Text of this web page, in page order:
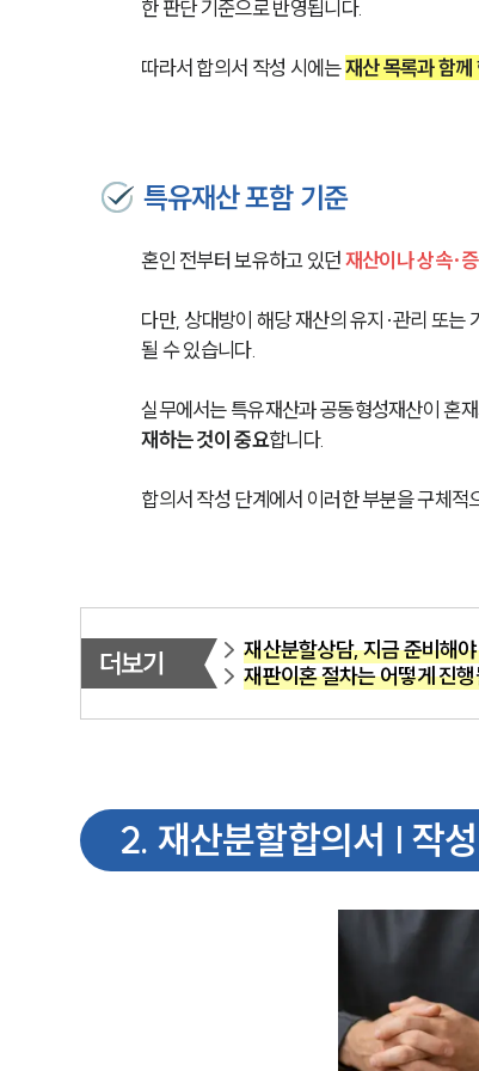
한 판단 기준으로 반영됩니다.
따라서 합의서 작성 시에는 재산 목록과 함
특유재산 포함 기준
혼인 전부터 보유하고 있던 재산이나 상속·
다만, 상대방이 해당 재산의 유지·관리 또는
될 수 있습니다.
실무에서는 특유재산과 공동형성재산이 혼
재하는 것이 중요합니다.
합의서 작성 단계에서 이러한 부분을 구체
더보기
재산분할상담, 지금 준비해
재판이혼 절차는 어떻게 진
2. 재산분할합의서 | 작